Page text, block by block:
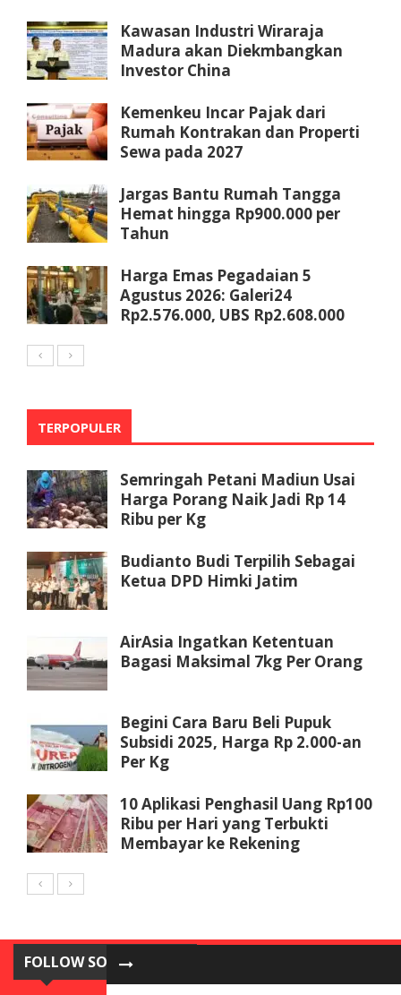
Kawasan Industri Wiraraja
Madura akan Diekmbangkan
Investor China
Kemenkeu Incar Pajak dari
Rumah Kontrakan dan Properti
Sewa pada 2027
Jargas Bantu Rumah Tangga
Hemat hingga Rp900.000 per
Tahun
Harga Emas Pegadaian 5
Agustus 2026: Galeri24
Rp2.576.000, UBS Rp2.608.000
TERPOPULER
Semringah Petani Madiun Usai
Harga Porang Naik Jadi Rp 14
Ribu per Kg
Budianto Budi Terpilih Sebagai
Ketua DPD Himki Jatim
AirAsia Ingatkan Ketentuan
Bagasi Maksimal 7kg Per Orang
Begini Cara Baru Beli Pupuk
Subsidi 2025, Harga Rp 2.000-an
Per Kg
10 Aplikasi Penghasil Uang Rp100
Ribu per Hari yang Terbukti
Membayar ke Rekening
FOLLOW SOSIAL MEDIA